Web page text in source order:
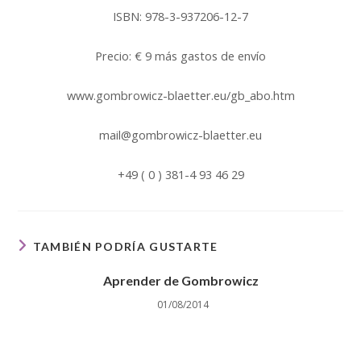
ISBN: 978-3-937206-12-7
Precio: € 9 más gastos de envío
www.gombrowicz-blaetter.eu/gb_abo.htm
mail@gombrowicz-blaetter.eu
+49 ( 0 ) 381-4 93 46 29
TAMBIÉN PODRÍA GUSTARTE
Aprender de Gombrowicz
01/08/2014